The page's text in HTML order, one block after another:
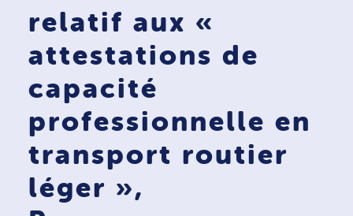
relatif aux «
attestations de
capacité
professionnelle en
transport routier
léger »,